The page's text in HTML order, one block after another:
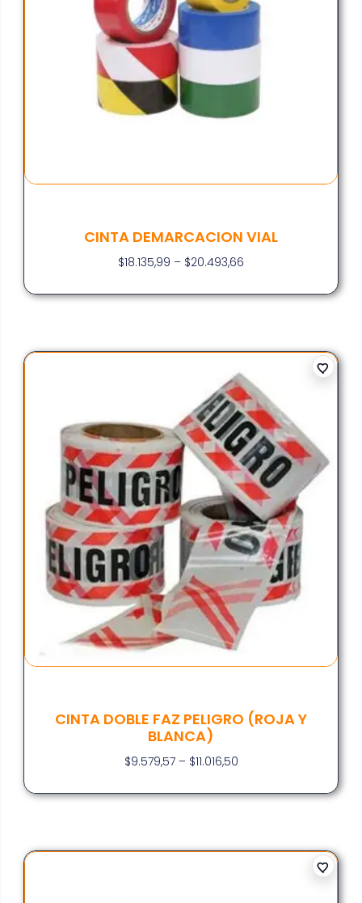
CINTA DEMARCACION VIAL
$18.135,99 – $20.493,66
CINTA DOBLE FAZ PELIGRO (ROJA Y
BLANCA)
$9.579,57 – $11.016,50